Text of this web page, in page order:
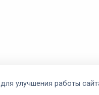
для улучшения работы